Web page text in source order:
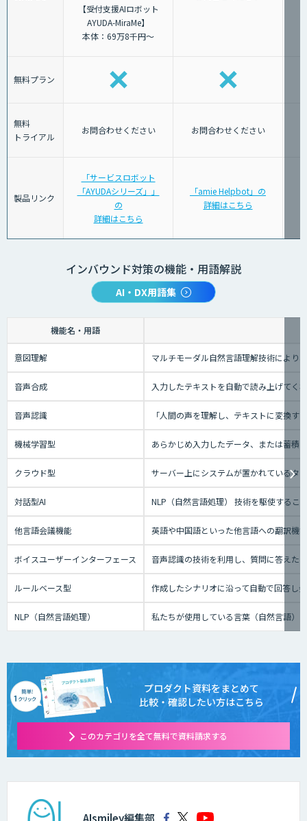
【受付支援AIロボット
AYUDA-MiraMe】
本体：69万8千円～
無料プラン
無料
トライアル
お問合わせください お問合わせください
製品リンク
「サービスロボット
「AYUDAシリーズ」」
の
詳細はこちら
「amie Helpbot」の
詳細はこちら
インバウンド対策の機能・用語解説
AI・DX用語集
機能名・用語
意図理解 マルチモーダル自然言語理解技術により
音声合成 入力したテキストを自動で読み上げてく
音声認識 「人間の声を理解し、テキストに変換
機械学習型 あらかじめ入力したデータ、または蓄積
クラウド型 サーバー上にシステムが置かれているタ
対話型AI NLP（自然言語処理） 技術を駆使するこ
他言語会議機能 英語や中国語といった他言語への翻訳機
ボイスユーザーインターフェース 音声認識の技術を利用し、質問に答えた
ルールベース型 作成したシナリオに沿って自動で回答し
NLP（自然言語処理） 私たちが使用している言葉（自然言語）
プロダクト資料をまとめて
比較・確認したい方はこちら
このカテゴリを全て無料で資料請求する
AIsmiley編集部